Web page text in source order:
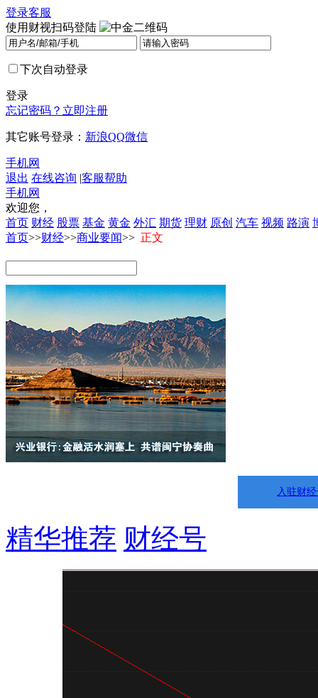
登录客服
使用财视扫码登陆
下次自动登录
登录
忘记密码？ 立即注册
其它账号登录： 新浪QQ微信
手机网
退出 在线咨询 |客服帮助
手机网
欢迎您，
首页 财经 股票 基金 黄金 外汇 期货 理财 原创 汽车 视频 路演
首页>>财经>>商业要闻>> 正文
入驻财
精华推荐 财经号